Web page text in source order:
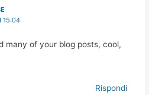
15:04
many of your blog posts, cool,
Rispondi